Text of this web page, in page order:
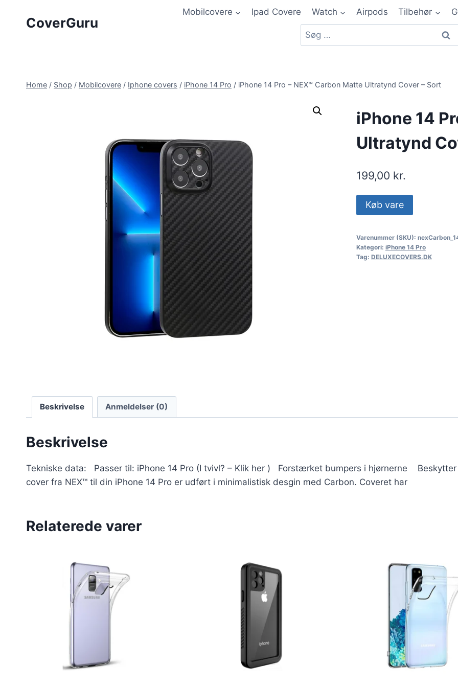
CoverGuru
Mobilcovere Ipad Covere Watch Airpods Tilbehør
Home / Shop / Mobilcovere / Iphone covers / iPhone 14 Pro / iPhone 14 Pro – NEX™ Carbon Matte Ultratynd Cover – Sort
iPhone 14
Ultratynd
199,00 kr.
Køb vare
Varenummer (SKU):
Kategori: iPhone 14 Pro
Tag: DELUXECOVERS.DK
Beskrivelse Anmeldelser (0)
Beskrivelse
Tekniske data: Passer til: iPhone 14 Pro (I tvivl? – Klik her ) Forstærket bumpers i hjørnerne
cover fra NEX™ til din iPhone 14 Pro er udført i minimalistisk desgin med Carbon. Coveret har
Relaterede varer